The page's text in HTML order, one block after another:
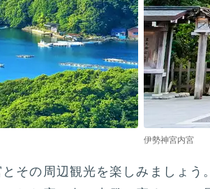
伊勢神宮内宮
その周辺観光を楽しみましょう。